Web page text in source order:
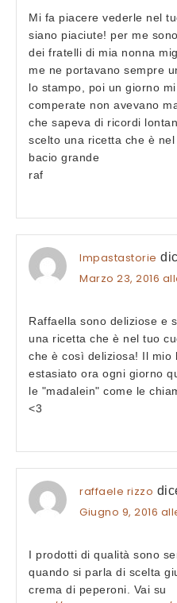
Mi fa piacere vederle nel
siano piaciute! per me
dei fratelli di mia nonna
me ne portavano sempre
lo stampo, poi un giorno
comperate non avevano
che sapeva di ricordi
scelto una ricetta che è
bacio grande
raf
Impastastorie
Marzo 23, 2016
Raffaella sono deliziose e
una ricetta che è nel tuo
che è così deliziosa! Il mio
estasiato ora ogni giorno
le "madalein" come le
<3
raffaele rizzo
Giugno 9, 2016
I prodotti di qualità sono
quando si parla di scelta
crema di peperoni. Vai su